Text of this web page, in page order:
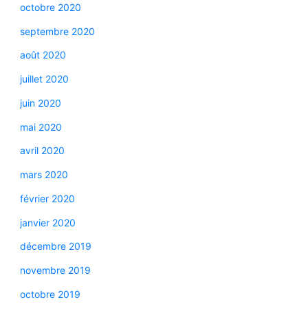
octobre 2020
septembre 2020
août 2020
juillet 2020
juin 2020
mai 2020
avril 2020
mars 2020
février 2020
janvier 2020
décembre 2019
novembre 2019
octobre 2019